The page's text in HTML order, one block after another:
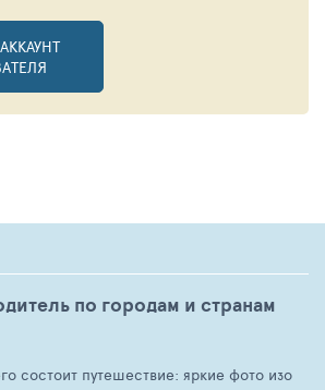
по городам и странам
состоит путешествие: яркие фото изо